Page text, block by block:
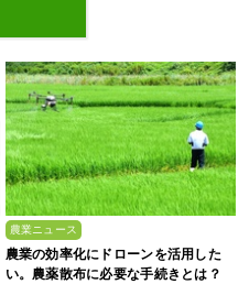
農業ニュース
農業の効率化にドローンを活用した
い。農薬散布に必要な手続きとは？